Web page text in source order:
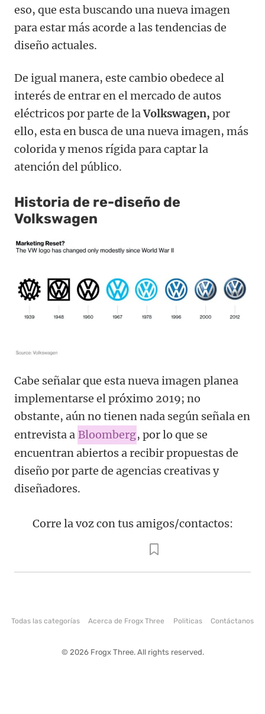
eso, que esta buscando una nueva imagen
para estar más acorde a las tendencias de
diseño actuales.
De igual manera, este cambio obedece al
interés de entrar en el mercado de autos
eléctricos por parte de laVolkswagen, por
ello, esta en busca de una nueva imagen, más
colorida y menos rígida para captar la
atención del público.
Historia de re-diseño de
Volkswagen
Cabe señalar que esta nueva imagen planea
implementarse el próximo 2019; no
obstante, aún no tienen nada según señala en
entrevista a Bloomberg, por lo que se
encuentran abiertos a recibir propuestas de
diseño por parte de agencias creativas y
diseñadores.
Corre la voz con tus amigos/contactos:
Todas las categorías Acerca de Frogx Three Politicas Contáctanos
© 2026 Frogx Three. All rights reserved.